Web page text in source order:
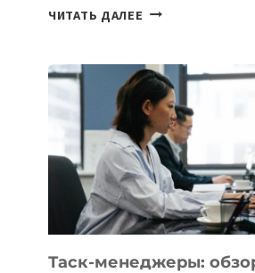
ЧИТАТЬ ДАЛЕЕ ИИ-
БИЗНЕСА:
КАКИЕ
3
ЗАДАЧИ
ЕМУ
МОЖНО
ПОРУЧИТЬ
УЖЕ
СЕГОДНЯ
Таск-менеджеры: